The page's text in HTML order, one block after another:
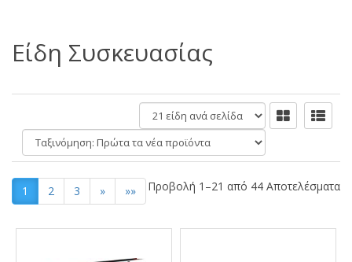
Είδη Συσκευασίας
είδη
ανά
σελίδα
Ταξινόμηση:
1 2 3 » »» Προβολή 1–21 από 44 Αποτελέσματα
Αποτελέσματα